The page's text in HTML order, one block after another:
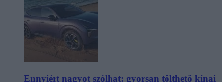
Ennyiért nagyot szólhat: gyorsan tölthető kínai